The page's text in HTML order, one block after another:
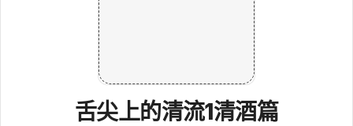
舌尖上的清流1清酒篇